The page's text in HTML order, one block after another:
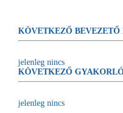
KÖVETKEZŐ BEVEZETŐ
jelenleg nincs
KÖVETKEZŐ
jelenleg nincs